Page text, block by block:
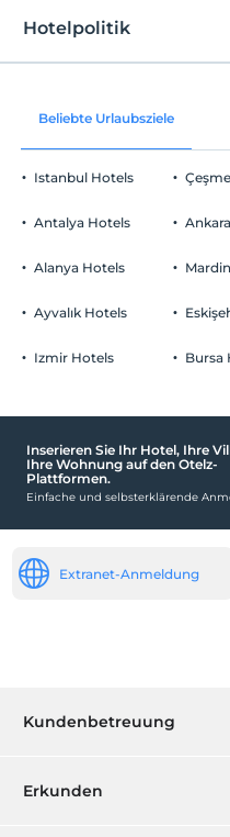
Parken
Schwimmbad
Thermalbad
Essen & Getränke
Gelegenheit zum
Hotelpolitik
Einchecken
Check-out
Vor 10:00
Haustiere
Rauchen
Der Aufenthalt für
Zimmer kostenlos
Beliebte Urlaubsziele
Istanbul Hotels
Antalya Hotels
Alanya Hotels
Ayvalık Hotels
Izmir Hotels Bursa
Inserieren Sie Ihr Hotel, Ihre
Ihre Wohnung auf den Otelz-
Plattformen.
Einfache und selbsterklärende
Extranet-Anmeldung
Kundenbetreuung
Buchung verwalten
Erkunden